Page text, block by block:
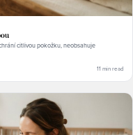
citlivou pokožku, neobsahuje
11 min read